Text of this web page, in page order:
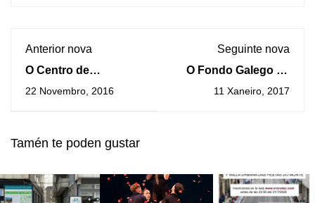
Anterior nova
O Centro de
Interpretación do
financiadas pola
través de Feader
22 Novembro, 2016
Seguinte nova
O Fondo Galego de
Cooperación e
11 Xaneiro, 2017
Tamén te poden gustar